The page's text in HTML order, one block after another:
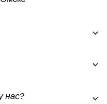
нас?